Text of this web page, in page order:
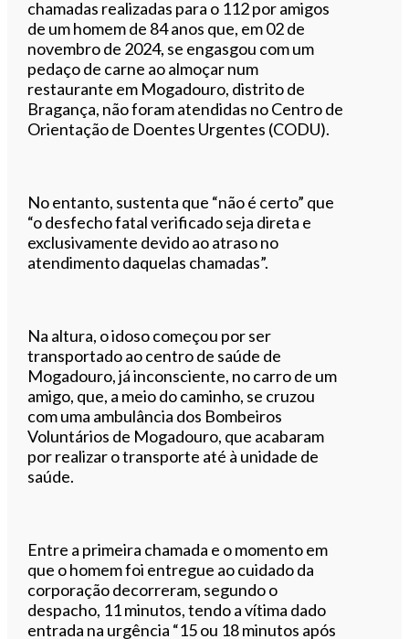
chamadas realizadas para o 112 por amigos
de um homem de 84 anos que, em 02 de
novembro de 2024, se engasgou com um
pedaço de carne ao almoçar num
restaurante em Mogadouro, distrito de
Bragança, não foram atendidas no Centro de
Orientação de Doentes Urgentes (CODU).
No entanto, sustenta que “não é certo” que
“o desfecho fatal verificado seja direta e
exclusivamente devido ao atraso no
atendimento daquelas chamadas”.
Na altura, o idoso começou por ser
transportado ao centro de saúde de
Mogadouro, já inconsciente, no carro de um
amigo, que, a meio do caminho, se cruzou
com uma ambulância dos Bombeiros
Voluntários de Mogadouro, que acabaram
por realizar o transporte até à unidade de
saúde.
Entre a primeira chamada e o momento em
que o homem foi entregue ao cuidado da
corporação decorreram, segundo o
despacho, 11 minutos, tendo a vítima dado
entrada na urgência “15 ou 18 minutos após